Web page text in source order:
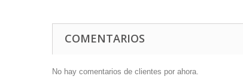
COMENTARIOS
No hay comentarios de clientes por ahora.